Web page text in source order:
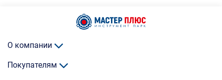
О компании
Покупателям